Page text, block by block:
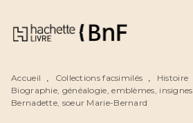
MENU RECHERCHE
Accueil • Collections facsimilés • Histoire
Biographie, généalogie, emblèmes, insignes
Bernadette, soeur Marie-Bernard